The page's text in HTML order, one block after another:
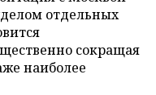
отдельных
сокращая
наиболее